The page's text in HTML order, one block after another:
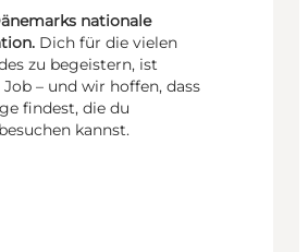
nationale
Dich für die vielen
zu begeistern, ist
– und wir hoffen, dass
findest, die du
kannst.